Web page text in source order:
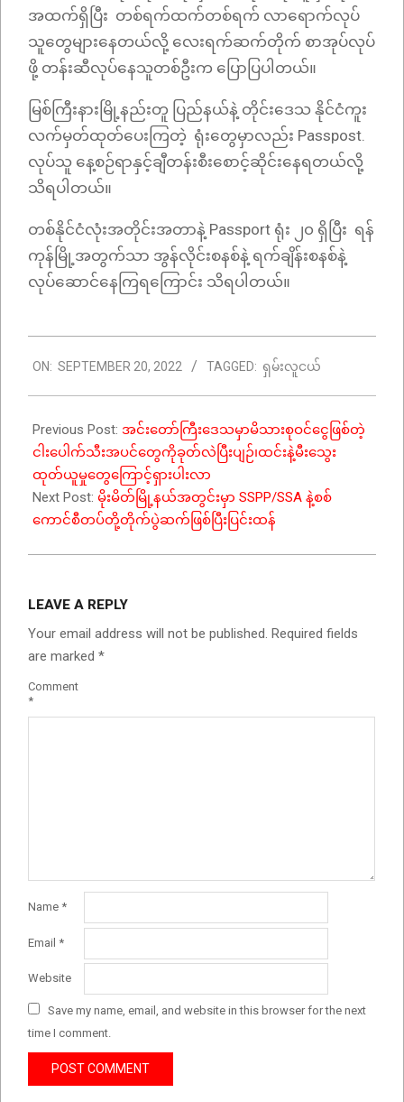
အထက်ရှိပြီး တစ်ရက်ထက်တစ်ရက် လာရောက်လုပ်
သူတွေများနေတယ်လို့ လေးရက်ဆက်တိုက် စာအုပ်လုပ်
ဖို့ တန်းဆီလုပ်နေသူတစ်ဦးက ပြောပြပါတယ်။
မြစ်ကြီးနားမြို့နည်းတူ ပြည်နယ်နဲ့ တိုင်းဒေသ နိုင်ငံကူး
လက်မှတ်ထုတ်ပေးကြတဲ့ ရုံးတွေမှာလည်း Passpost.
လုပ်သူ နေ့စဉ်ရာနှင့်ချီတန်းစီးစောင့်ဆိုင်းနေရတယ်လို့
သိရပါတယ်။
တစ်နိုင်ငံလုံးအတိုင်းအတာနဲ့ Passport ရုံး ၂၀ ရှိပြီး ရန်
ကုန်မြို့အတွက်သာ အွန်လိုင်းစနစ်နဲ့ ရက်ချိန်းစနစ်နဲ့
လုပ်ဆောင်နေကြရကြောင်း သိရပါတယ်။
09-
20
ON: SEPTEMBER 20, 2022 TAGGED: ရှမ်းလူငယ်
Previous Post: အင်းတော်ကြီးဒေသမှာမိသားစုဝင်ငွေဖြစ်တဲ့
ငါးပေါက်သီးအပင်တွေကိုခုတ်လဲပြီးပျဉ်၊ထင်းနဲ့မီးသွေး
ထုတ်ယူမှုတွေကြောင့်ရှားပါးလာ
Next Post: မိုးမိတ်မြို့နယ်အတွင်းမှာ SSPP/SSA နဲ့စစ်
ကောင်စီတပ်တို့တိုက်ပွဲဆက်ဖြစ်ပြီးပြင်းထန်
LEAVE A REPLY
Your email address will not be published. Required fields
are marked *
Comment
*
Name *
Email *
Website
Save my name, email, and website in this browser for the next
time I comment.